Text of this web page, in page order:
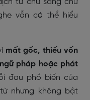
từ chữ sang chữ
vẫn có thể hiểu
mất gốc, thiếu vốn
pháp hoặc phát
đau phổ biến của
nhưng không bật